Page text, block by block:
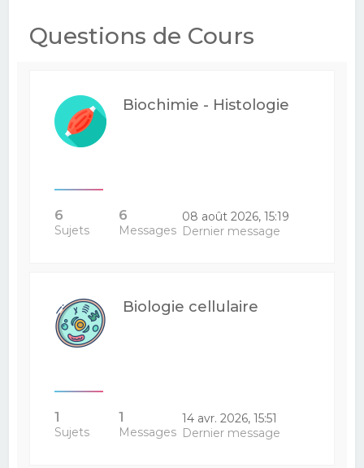
Questions de Cours
Biochimie - Histologie
6
Sujets
6
Messages
08 août 2026, 15:19
Dernier message
Biologie cellulaire
1
Sujets
1
Messages
14 avr. 2026, 15:51
Dernier message